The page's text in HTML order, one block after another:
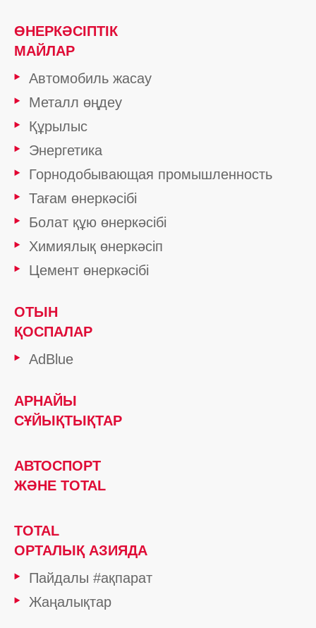
ӨНЕРКӘСІПТІК
МАЙЛАР
Автомобиль жасау
Металл өңдеу
Құрылыс
Энергетика
Горнодобывающая промышленность
Тағам өнеркәсібі
Болат құю өнеркәсібі
Химиялық өнеркәсіп
Цемент өнеркәсібі
ОТЫН
ҚОСПАЛАР
AdBlue
АРНАЙЫ
СҰЙЫҚТЫҚТАР
АВТОСПОРТ
ЖӘНЕ TOTAL
TOTAL
ОРТАЛЫҚ АЗИЯДА
Пайдалы #ақпарат
Жаңалықтар